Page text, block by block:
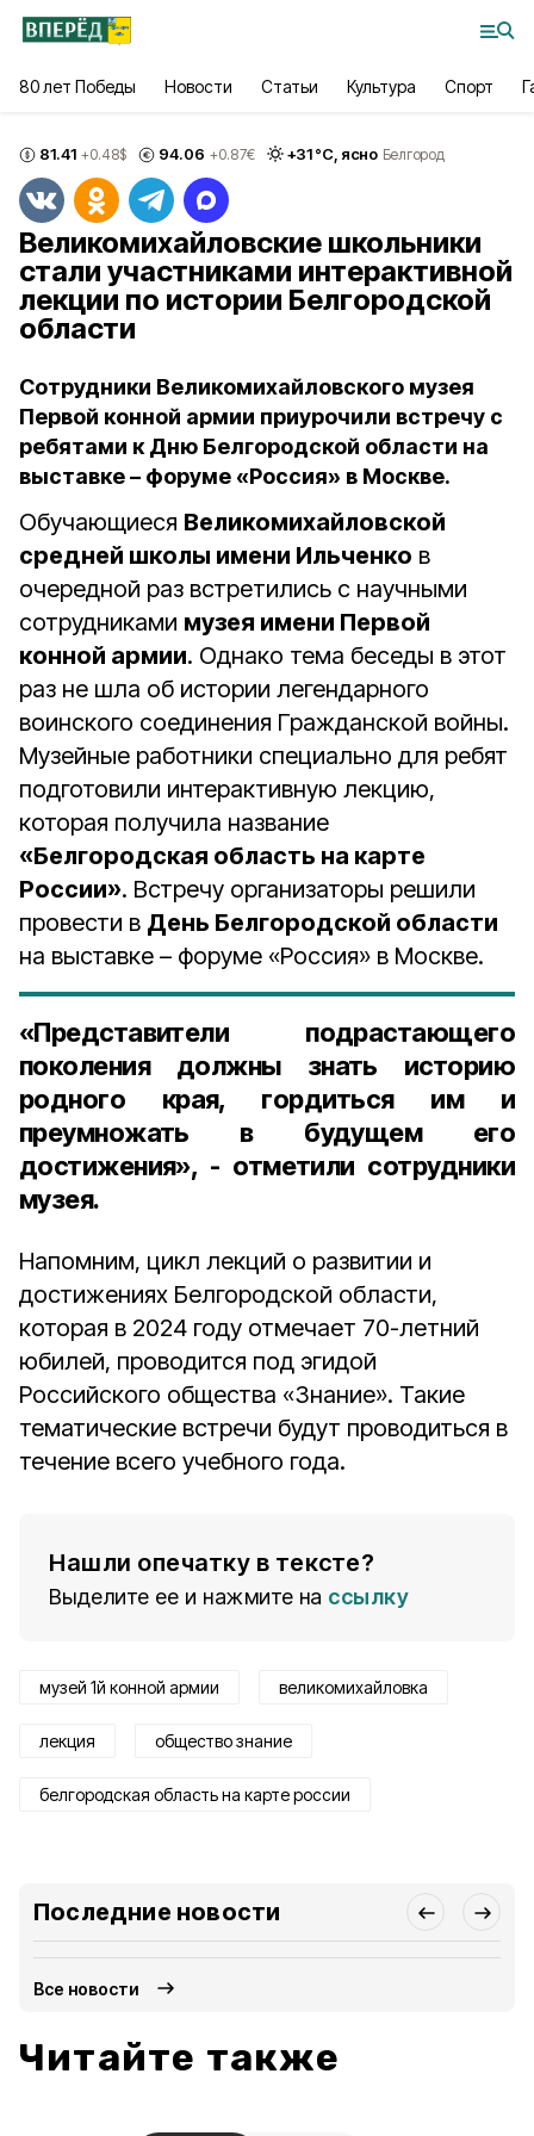
80 лет Победы Новости Статьи Культура Спорт
81.41 +0.48$ 94.06 +0.87€ +31°С, ясно Белгород
Великомихайловские школьники
стали участниками интерактивной
лекции по истории Белгородской
области
Сотрудники Великомихайловского музея
Первой конной армии приурочили встречу с
ребятами к Дню Белгородской области на
выставке – форуме «Россия» в Москве.
Обучающиеся Великомихайловской
средней школы имени Ильченко в
очередной раз встретились с научными
сотрудниками музея имени Первой
конной армии. Однако тема беседы в этот
раз не шла об истории легендарного
воинского соединения Гражданской войны.
Музейные работники специально для ребят
подготовили интерактивную лекцию,
которая получила название
«Белгородская область на карте
России». Встречу организаторы решили
провести в День Белгородской области
на выставке – форуме «Россия» в Москве.
«Представители подрастающего
поколения должны знать историю
родного края, гордиться им и
преумножать в будущем его
достижения», - отметили сотрудники
музея.
Напомним, цикл лекций о развитии и
достижениях Белгородской области,
которая в 2024 году отмечает 70-летний
юбилей, проводится под эгидой
Российского общества «Знание». Такие
тематические встречи будут проводиться в
течение всего учебного года.
Нашли опечатку в тексте?
Выделите ее и нажмите на ссылку
музей 1й конной армии великомихайловка
лекция общество знание
белгородская область на карте россии
Последние новости
Все новости
Читайте также